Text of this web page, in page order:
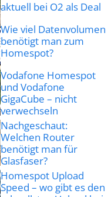
aktuell bei O2 als Deal
Wie viel Datenvolumen
benötigt man zum
Homespot?
Vodafone Homespot
und Vodafone
GigaCube – nicht
verwechseln
Nachgeschaut:
Welchen Router
benötigt man für
Glasfaser?
Homespot Upload
Speed – wo gibt es den